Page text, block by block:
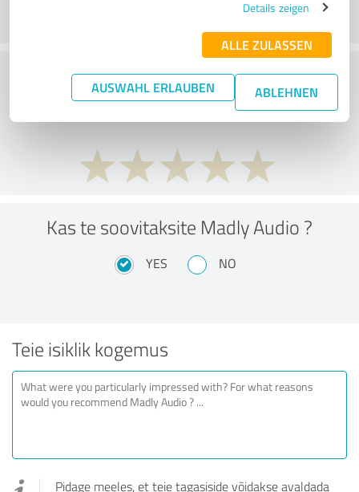
Details zeigen
ALLE ZULASSEN
AUSWAHL ERLAUBEN ABLEHNEN
What do you think of the price to
performance ratio?
Kas te soovitaksite Madly Audio ?
YES NO
Teie isiklik kogemus
Pidage meeles, et teie tagasiside võidakse avaldada